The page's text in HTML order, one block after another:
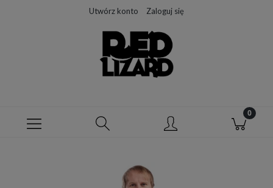
Utwórz konto Zaloguj się